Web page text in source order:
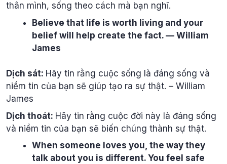
thân mình, sống theo cách mà bạn nghĩ.
Believe that life is worth living and your
belief will help create the fact. — William
James
Dịch sát: Hãy tin rằng cuộc sống là đáng sống và
niềm tin của bạn sẽ giúp tạo ra sự thật. – William
James
Dịch thoát: Hãy tin rằng cuộc đời này là đáng sống
và niềm tin của bạn sẽ biến chúng thành sự thật.
When someone loves you, the way they
talk about you is different. You feel safe